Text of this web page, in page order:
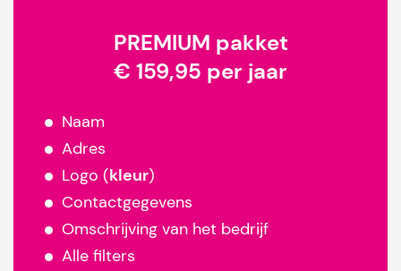
PREMIUM pakket
€ 159,95 per jaar
Naam
Adres
Logo (kleur)
Contactgegevens
Omschrijving van het bedrijf
Alle filters